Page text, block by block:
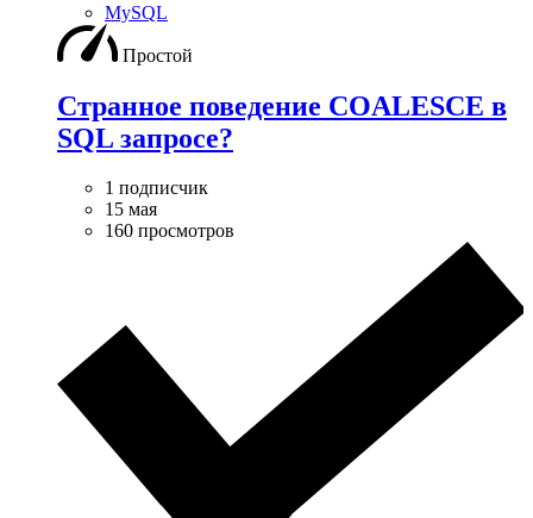
MySQL
Простой
Странное поведение COALESCE в
SQL запросе?
1 подписчик
15 мая
160 просмотров